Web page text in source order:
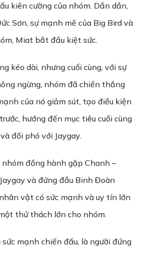
kiên cường của nhóm. Dần dần,
Sơn, sự mạnh mẽ của Big Bird và
Miat bắt đầu kiệt sức.
kéo dài, nhưng cuối cùng, với sự
ngừng, nhóm đã chiến thắng
của nó giảm sút, tạo điều kiện
hướng đến mục tiêu cuối cùng
đối phó với Jaygay.
nhóm đồng hành gặp Chanh –
và đứng đầu Binh Đoàn
vật có sức mạnh và uy tín lớn
thử thách lớn cho nhóm.
mạnh chiến đấu, là người đứng